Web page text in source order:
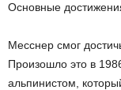
Основные
Месснер смог
Произошло это в
альпинистом,